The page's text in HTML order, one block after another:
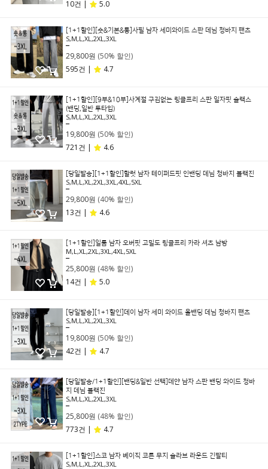
10건 | 5.0
[1+1할인][숏&기본&롱]사필 남자 세미와이드 스판 데님 청바지 팬츠
S,M,L,XL,2XL,3XL
29,800원 (50% 할인)
595건 |
4.7
[1+1할인][9부&10부]사계절 구김없는 링클프리 스판 일자핏 슬랙스
(밴딩,일반 투타입)
S,M,L,XL,2XL,3XL
19,800원 (50% 할인)
721건 |
4.6
[당일발송][1+1할인]할럿 남자 테이퍼드핏 인밴딩 데님 청바지 블랙진
S,M,L,XL,2XL,3XL,4XL,5XL
29,800원 (40% 할인)
13건 |
4.6
[1+1할인]일룸 남자 오버핏 고밀도 링클프리 카라 셔츠 남방
M,L,XL,2XL,3XL,4XL,5XL
25,800원 (48% 할인)
14건 |
5.0
[당일발송][1+1할인]데이 남자 세미 와이드 올밴딩 데님 청바지 팬츠
S,M,L,XL,2XL,3XL
19,800원 (50% 할인)
42건 |
4.7
[당일발송/1+1할인][밴딩&일반 선택]데얀 남자 스판 밴딩 와이드 청바
지 데님 블랙진
S,M,L,XL,2XL,3XL
25,800원 (48% 할인)
773건 |
4.7
[1+1할인]스코 남자 베이직 코튼 무지 슬라브 라운드 긴팔티
S,M,L,XL,2XL,3XL